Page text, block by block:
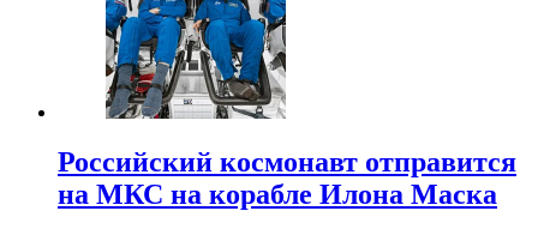
Российский космонавт отправится
на МКС на корабле Илона Маска